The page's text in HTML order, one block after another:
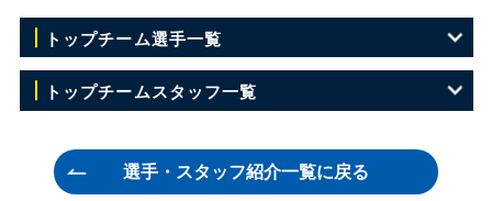
トップチーム選手一覧
GK 犬飼 裕哉
GK 22 塩田 仁史
トップチームスタッフ一覧
ヘッドコーチ 菅原 大介
選手・スタッフ紹介一覧に戻る